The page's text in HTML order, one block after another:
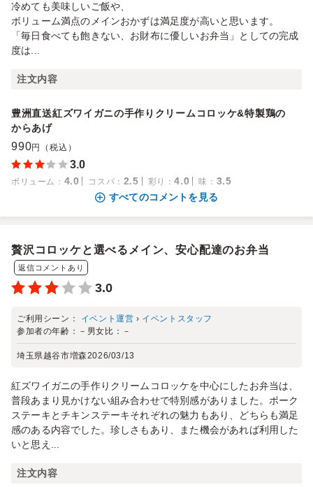
冷めても美味しいご飯や、
ボリューム満点のメインおかずは満足度が高いと思います。
「毎日食べても飽きない、お財布に優しいお弁当」としての完成
度は...
注文内容
豊洲直送紅ズワイガニの手作りクリームコロッケ&特製鶏の
からあげ
990円（税込）
3.0
ボリューム ： 4.0 コスパ ： 2.5 彩り ：4.0 味 ： 3.5
すべてのコメントを見る
贅沢コロッケと選べるメイン、安心配達のお弁当
返信コメントあり
3.0
ご利用シーン： イベント運営 › イベントスタッフ
参加者の年齢： － 男女比： －
埼玉県越谷市増森2026/03/13
紅ズワイガニの手作りクリームコロッケを中心にしたお弁当は、
普段あまり見かけない組み合わせで特別感がありました。ポーク
ステーキとチキンステーキそれぞれの魅力もあり、どちらも満足
感のある内容でした。珍しさもあり、また機会があれば利用した
いと思え...
注文内容